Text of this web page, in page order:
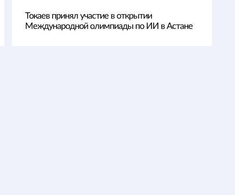
Токаев принял участие в открытии
Международной олимпиады по ИИ в Астане